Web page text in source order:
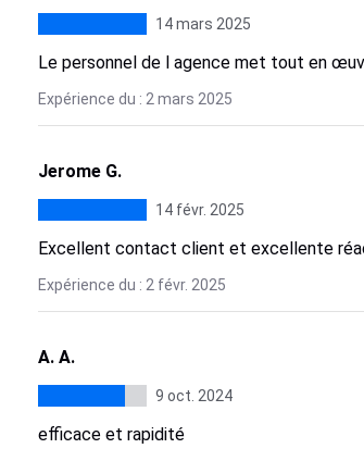
14 mars 2025
Le personnel de l agence met tout en
Expérience du : 2 mars 2025
Jerome G.
14 févr. 2025
Excellent contact client et excellente
Expérience du : 2 févr. 2025
A. A.
9 oct. 2024
efficace et rapidité